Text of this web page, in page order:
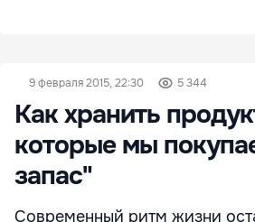
9 февраля 2015, 22:30 5 344
Как хранить
которые мы
запас"
Современный ритм жизни